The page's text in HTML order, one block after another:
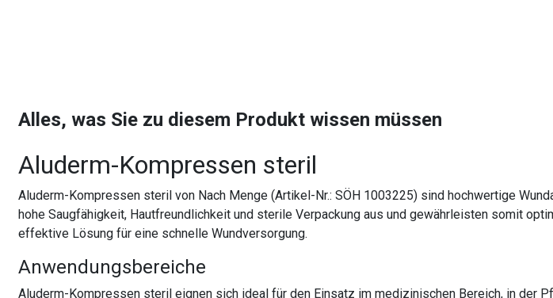
Alles, was Sie zu diesem Produkt wissen müssen
Aluderm-Kompressen steril
Aluderm-Kompressen steril von Nach Menge (Artikel-Nr.: SÖH 1003225) sind hochwertige
hohe Saugfähigkeit, Hautfreundlichkeit und sterile Verpackung aus und gewährleisten somit
effektive Lösung für eine schnelle Wundversorgung.
Anwendungsbereiche
Aluderm-Kompressen steril eignen sich ideal für den Einsatz im medizinischen Bereich, in der